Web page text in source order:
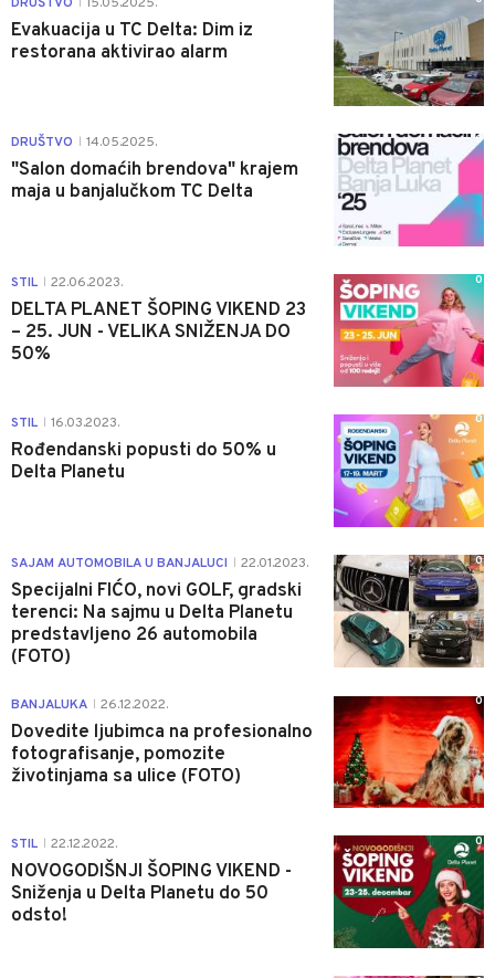
Evakuacija u TC Delta: Dim iz
restorana aktivirao alarm
DRUŠTVO 14.05.2025.
"Salon domaćih brendova" krajem
maja u banjalučkom TC Delta
0
STIL 22.06.2023.
DELTA PLANET ŠOPING VIKEND 23
– 25. JUN - VELIKA SNIŽENJA DO
50%
0
STIL 16.03.2023.
Rođendanski popusti do 50% u
Delta Planetu
0
SAJAM AUTOMOBILA U BANJALUCI 22.01.2023.
Specijalni FIĆO, novi GOLF, gradski
terenci: Na sajmu u Delta Planetu
predstavljeno 26 automobila
(FOTO)
0
BANJALUKA 26.12.2022.
Dovedite ljubimca na profesionalno
fotografisanje, pomozite
životinjama sa ulice (FOTO)
0
STIL 22.12.2022.
NOVOGODIŠNJI ŠOPING VIKEND -
Sniženja u Delta Planetu do 50
odsto!
0